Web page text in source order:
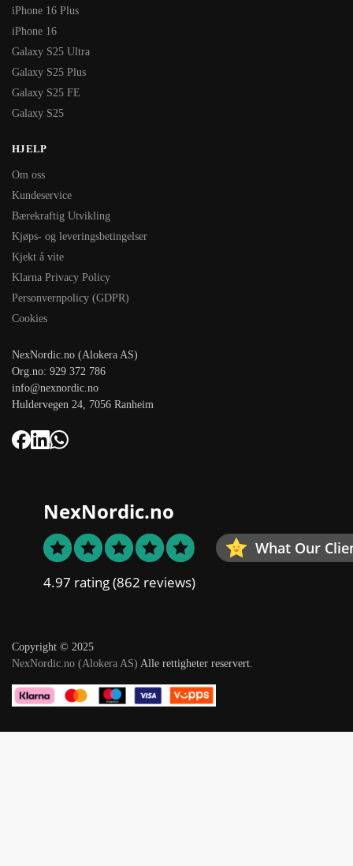
iPhone 16 Plus
iPhone 16
Galaxy S25 Ultra
Galaxy S25 Plus
Galaxy S25 FE
Galaxy S25
HJELP
Om oss
Kundeservice
Bærekraftig Utvikling
Kjøps- og leveringsbetingelser
Kjekt å vite
Klarna Privacy Policy
Personvernpolicy (GDPR)
Cookies
NexNordic.no (Alokera AS)
Org.no: 929 372 786
info@nexnordic.no
Huldervegen 24, 7056 Ranheim
NexNordic.no
What Our
4.97 rating(862 reviews)
Copyright © 2025
NexNordic.no (Alokera AS) Alle rettigheter reservert.